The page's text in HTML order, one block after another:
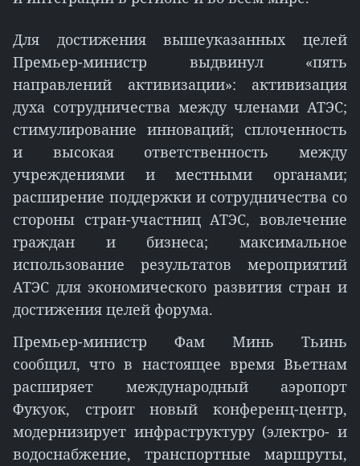
Для достижения вышеуказанных целей
Премьер-министр выдвинул «пять
направлений активизации»: активизация
духа сотрудничества между членами АТЭС;
стимулирование инноваций; сплоченность
и высокая ответственность между
учреждениями и местными органами;
расширение поддержки и сотрудничества со
стороны стран-участниц АТЭС, вовлечение
граждан и бизнеса; максимальное
использование результатов мероприятий
АТЭС для экономического развития стран и
достижения целей форума.
Премьер-министр Фам Минь Тьинь
сообщил, что в настоящее время Вьетнам
расширяет международный аэропорт
Фукуок, строит новый конференц-центр,
модернизирует инфраструктуру (электро- и
водоснабжение, транспортные маршруты,